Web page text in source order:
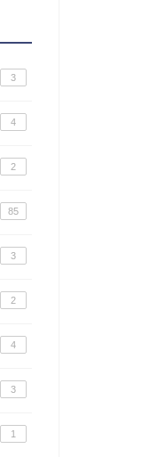
3
4
2
85
3
2
4
3
1